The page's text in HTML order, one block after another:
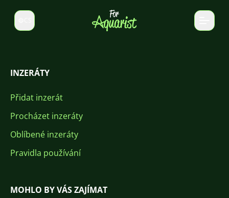
Select language
INZERÁTY
Přidat inzerát
Procházet inzeráty
Oblíbené inzeráty
Pravidla používání
MOHLO BY VÁS ZAJÍMAT